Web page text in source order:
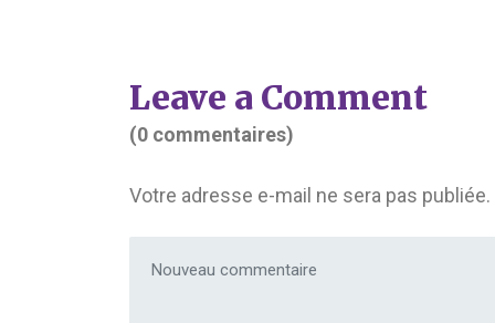
Leave a Comment
(0 commentaires)
Votre adresse e-mail ne sera pas publiée.